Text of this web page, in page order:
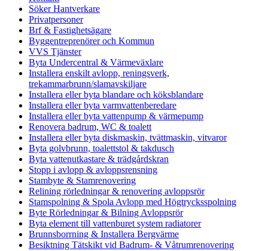
Söker Hantverkare
Privatpersoner
Brf & Fastighetsägare
Byggentreprenörer och Kommun
VVS Tjänster
Byta Undercentral & Värmeväxlare
Installera enskilt avlopp, reningsverk,
trekammarbrunn/slamavskiljare
Installera eller byta blandare och köksblandare
Installera eller byta varmvattenberedare
Installera eller byta vattenpump & värmepump
Renovera badrum, WC & toalett
Installera eller byta diskmaskin, tvättmaskin, vitvaror
Byta golvbrunn, toalettstol & takdusch
Byta vattenutkastare & trädgårdskran
Stopp i avlopp & avloppsrensning
Stambyte & Stamrenovering
Relining rörledningar & renovering avloppsrör
Stamspolning & Spola Avlopp med Högtrycksspolning
Byte Rörledningar & Bilning Avloppsrör
Byta element till vattenburet system radiatorer
Brunnsborrning & Installera Bergvärme
Besiktning Tätskikt vid Badrum- & Våtrumrenovering